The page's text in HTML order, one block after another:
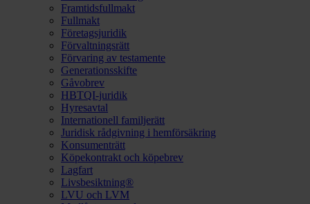
Framtidsfullmakt
Fullmakt
Företagsjuridik
Förvaltningsrätt
Förvaring av testamente
Generationsskifte
Gåvobrev
HBTQI-juridik
Hyresavtal
Internationell familjerätt
Juridisk rådgivning i hemförsäkring
Konsumenträtt
Köpekontrakt och köpebrev
Lagfart
Livsbesiktning®
LVU och LVM